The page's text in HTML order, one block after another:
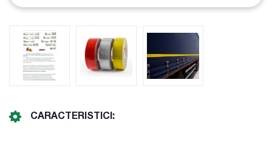
CARACTERISTICI: